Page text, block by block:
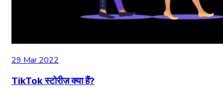
29 Mar 2022
TikTok स्टोरीज़ क्या हैं?